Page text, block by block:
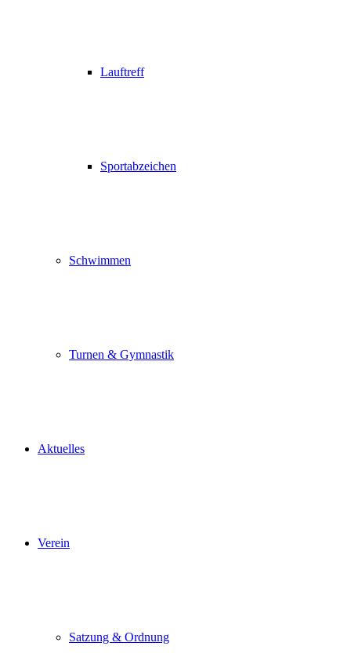
Lauftreff
Sportabzeichen
Schwimmen
Turnen & Gymnastik
Aktuelles
Verein
Satzung & Ordnung